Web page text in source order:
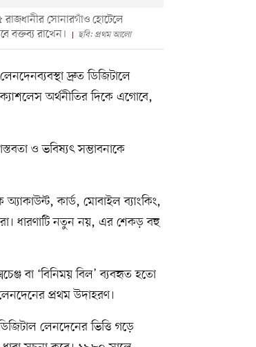
সোনারগাঁও হোটেলে
বক্তব্য রাখেন।
ছবি: প্রথম আলো
দ্রুত ডিজিটালে
অর্থনীতির দিকে এগোবে,
ও ভবিষ্যৎ সম্ভাবনাকে
কার্ড, মোবাইল ব্যাংকিং,
ধারণাটি নতুন নয়, এর শেকড় বহু
বা ‘বিনিময় বিল’ ব্যবহৃত হতো
প্রথম উদাহরণ।
লেনদেনের ভিত্তি গড়ে